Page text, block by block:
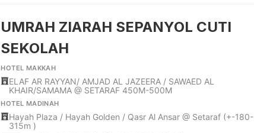
UMRAH ZIARAH SEPANYOL CUTI
SEKOLAH
HOTEL MAKKAH
ELAF AR RAYYAN/ AMJAD AL JAZEERA / SAWAED AL
KHAIR/SAMAMA @ SETARAF 450M-500M
HOTEL MADINAH
Hayah Plaza / Hayah Golden / Qasr Al Ansar @ Setaraf (+-180-
315m )